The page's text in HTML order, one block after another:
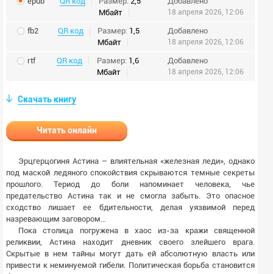
Мбайт
18 апреля 2026, 12:06
fb2 QR код Размер: 1,5
Мбайт
Добавлено
18 апреля 2026, 12:06
rtf QR код Размер: 1,6
Мбайт
Добавлено
18 апреля 2026, 12:06
Скачать книгу
Читать онлайн
Эрцгерцогиня Астина – влиятельная «железная леди», однако
под маской ледяного спокойствия скрываются темные секреты
прошлого. Териод до боли напоминает человека, чье
предательство Астина так и не смогла забыть. Это опасное
сходство лишает ее бдительности, делая уязвимой перед
назревающим заговором…
Пока столица погружена в хаос из-за кражи священной
реликвии, Астина находит дневник своего злейшего врага.
Скрытые в нем тайны могут дать ей абсолютную власть или
привести к неминуемой гибели. Политическая борьба становится